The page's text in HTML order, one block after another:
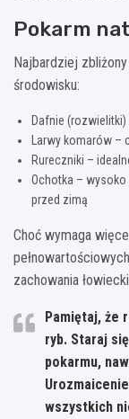
Pokarm
Najbardziej
środowisku:
Dafnie
Larwy komarów –
Rureczniki –
Ochotka –
przed zimą
Choć wymaga
zachowania
Pamiętaj, że
ryb. Staraj
pokarmu,
wszystkich